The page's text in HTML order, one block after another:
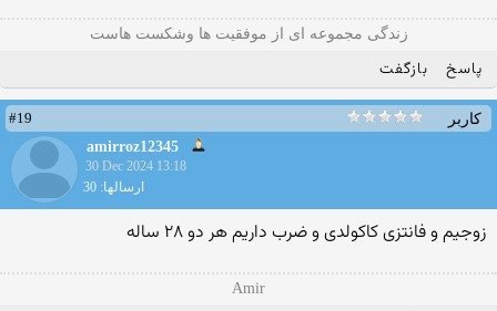
زندگی مجموعه ای از موفقیت ها وشکست هاست
پاسخ بازگفت
کاربر
#19
amirroz12345
30 Dec 2024 13:18
ارسالها: 30
زوجیم و فانتزی کاکولدی و ضرب داریم هر دو ۲۸ ساله
Amir